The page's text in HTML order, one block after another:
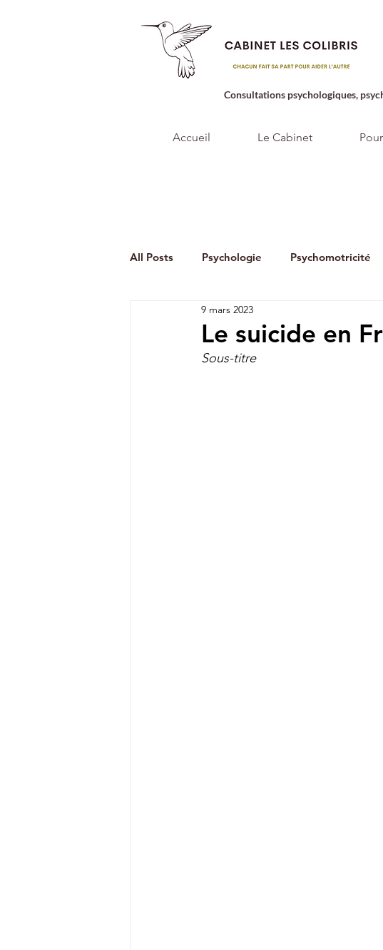
Consultations psychologiques,
Accueil Le Cabinet
All Posts Psychologie Psychomotricité
Le suicide en
9 mars 2023
Sous-titre